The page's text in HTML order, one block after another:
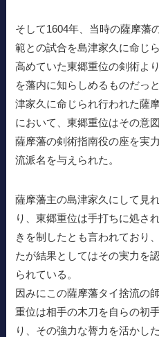
そして1604年、当時の薩摩藩
範との試合を島津家久に命じ
高めていた東郷重位の剣術よ
を藩内に知らしめるものだっ
津家久に命じられ行われた薩
において、東郷重位はその意
薩摩藩の剣術指南役の座を実
流派名を与えられた。
薩摩藩主の島津家久にして見
り、東郷重位は手打ちに処さ
きを制したとも言われており
たが結果としてはその実力を
られている。
因みにこの薩摩藩タイ捨流の
重位は相手の木刀を自らの初
り、その強力な膂力を活かし